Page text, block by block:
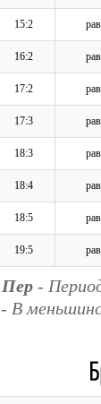
15:2 рав.
16:2 рав.
17:2 рав.
17:3 рав.
18:3 рав.
18:4 рав.
18:5 рав.
19:5 рав.
Пер -
- В